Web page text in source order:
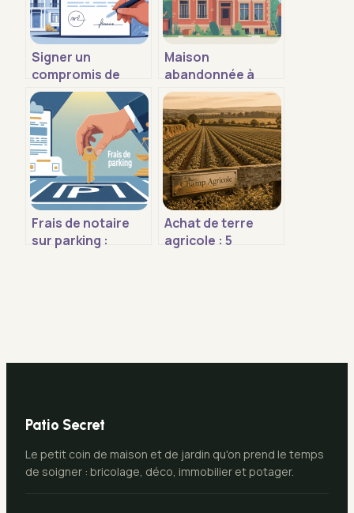
Signer un
compromis de
vente avant
l’accord de la
banque : est-ce
risqué ?
Maison
abandonnée à
donner :
opportunités,
démarches et
pièges à éviter
Frais de notaire
sur parking :
Achat de terre
agricole : 5
Patio Secret
Le petit coin de maison et de jardin qu'on prend le temps
de soigner : bricolage, déco, immobilier et potager.